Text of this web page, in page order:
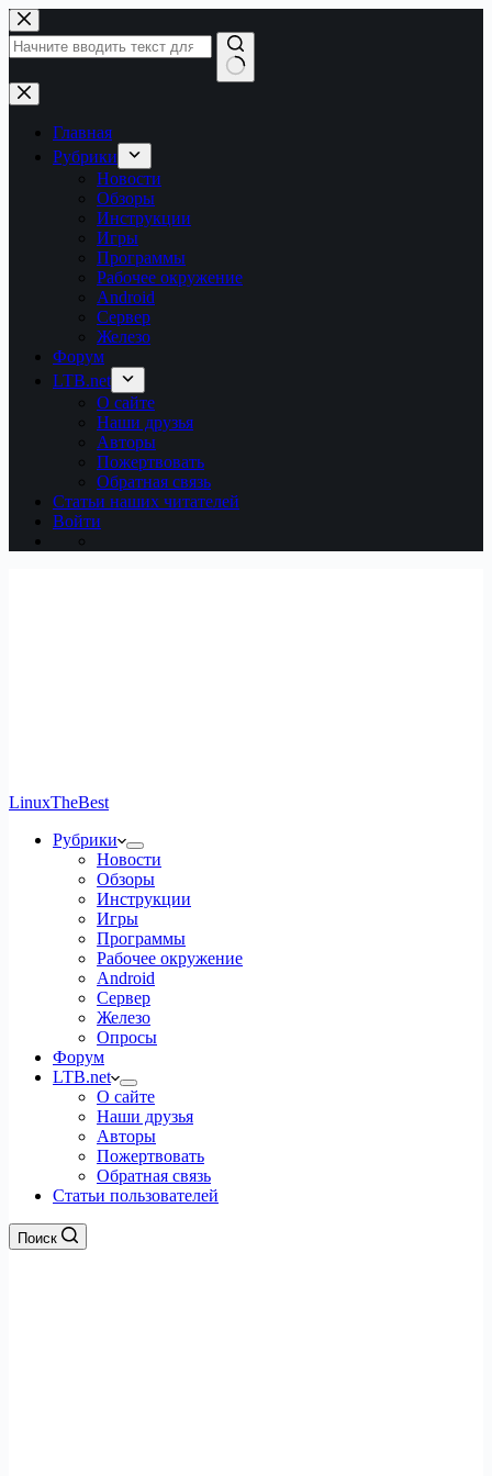
Перейти
к
сути
Ничего
не
найденоГлавная
Рубрики
Новости
Обзоры
Инструкции
Игры
Программы
Рабочее окружение
Android
Сервер
Железо
Форум
LTB.net
О сайте
Наши друзья
Авторы
Пожертвовать
Обратная связь
Статьи наших читателей
Войти
LinuxTheBest
Рубрики
Новости
Обзоры
Инструкции
Игры
Программы
Рабочее окружение
Android
Сервер
Железо
Опросы
Форум
LTB.net
О сайте
Наши друзья
Авторы
Пожертвовать
Обратная связь
Статьи пользователей
Поиск